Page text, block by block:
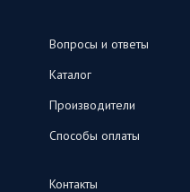
Вопросы и ответы
Каталог
Производители
Способы оплаты
Контакты